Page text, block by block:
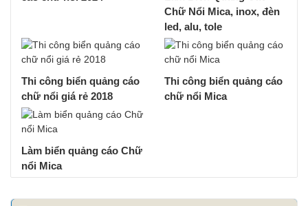
Chữ Nổi Mica, inox, đèn
led, alu, tole
Thi công biển quảng cáo
chữ nổi giá rẻ 2018
Thi công biển quảng cáo
chữ nổi Mica
Làm biển quảng cáo Chữ
nổi Mica